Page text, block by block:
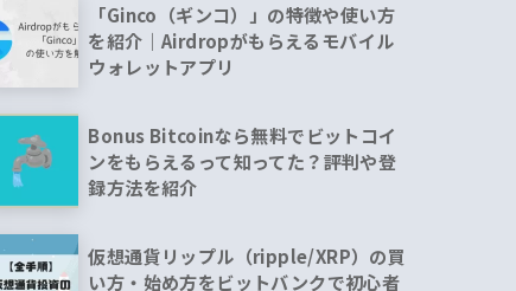
「Ginco（ギンコ）」の特徴や使い方
を紹介｜Airdropがもらえるモバイル
ウォレットアプリ
Bonus Bitcoinなら無料でビットコイ
ンをもらえるって知ってた？評判や登
録方法を紹介
仮想通貨リップル（ripple/XRP）の買
い方・始め方をビットバンクで初心者